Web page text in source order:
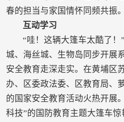
春的担当与家国情怀同频共振。
互动学习
“哇！这辆大篷车太酷了
城、海丝城、生物岛同步开展
安全教育走深走实。在黄埔区
办、区委政法委、区教育局、
的国家安全教育活动火热开展
科技”的国防教育主题大篷车